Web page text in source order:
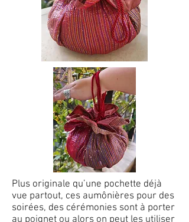
Plus originale qu’une pochette déjà
vue partout, ces aumônières pour des
soirées, des cérémonies sont à porter
au poignet ou alors on peut les utiliser